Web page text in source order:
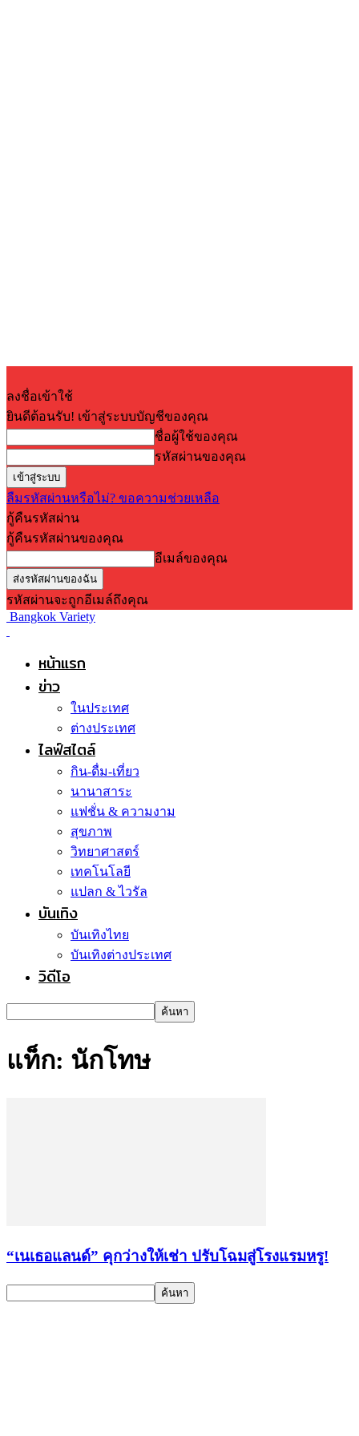
ลงชื่อเข้าใช้
ยินดีต้อนรับ! เข้าสู่ระบบบัญชีของคุณ
ชื่อผู้ใช้ของคุณ
รหัสผ่านของคุณ
ลืมรหัสผ่านหรือไม่? ขอความช่วยเหลือ
กู้คืนรหัสผ่าน
กู้คืนรหัสผ่านของคุณ
อีเมล์ของคุณ
รหัสผ่านจะถูกอีเมล์ถึงคุณ
Bangkok Variety
หน้าแรก
ข่าว
ในประเทศ
ต่างประเทศ
ไลฟ์สไตล์
กิน-ดื่ม-เที่ยว
นานาสาระ
แฟชั่น & ความงาม
สุขภาพ
วิทยาศาสตร์
เทคโนโลยี
แปลก & ไวรัล
บันเทิง
บันเทิงไทย
บันเทิงต่างประเทศ
วิดีโอ
แท็ก: นักโทษ
“เนเธอแลนด์” คุกว่างให้เช่า ปรับโฉมสู่โรงแรมหรู!